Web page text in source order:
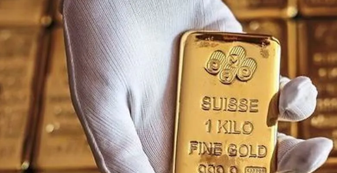
۶+۱ مدعی بهشت همه چیز از اینجا شروع شد